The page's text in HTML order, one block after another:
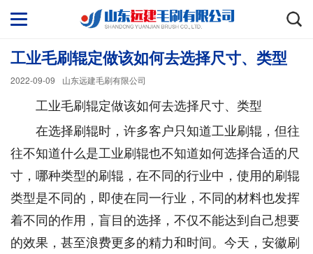
工业毛刷辊定做该如何去选择尺寸、类型
2022-09-09 山东远建毛刷有限公司
工业毛刷辊定做该如何去选择尺寸、类型
在选择刷辊时，许多客户只知道工业刷辊，但往
往不知道什么是工业刷辊也不知道如何选择合适的尺
寸，哪种类型的刷辊，在不同的行业中，使用的刷辊
类型是不同的，即使在同一行业，不同的材料也发挥
着不同的作用，盲目的选择，不仅不能达到自己想要
的效果，甚至浪费更多的精力和时间。今天，安徽刷